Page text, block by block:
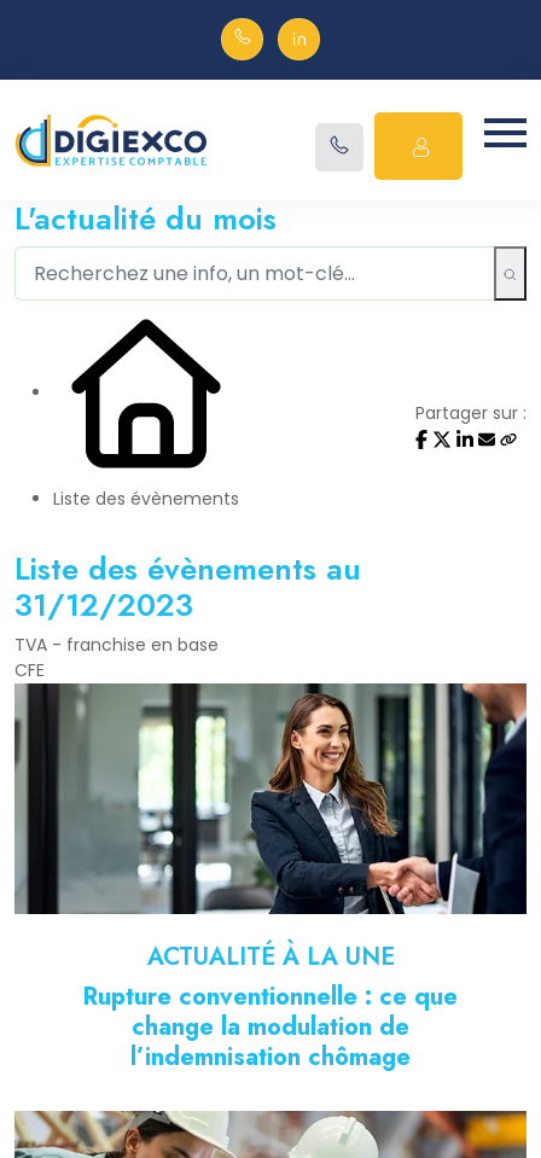
L'actualité du mois
Liste des évènements
Partager sur :
Liste des évènements au
31/12/2023
TVA - franchise en base
CFE
ACTUALITÉ À LA UNE
Rupture conventionnelle : ce que
change la modulation de
l’indemnisation chômage